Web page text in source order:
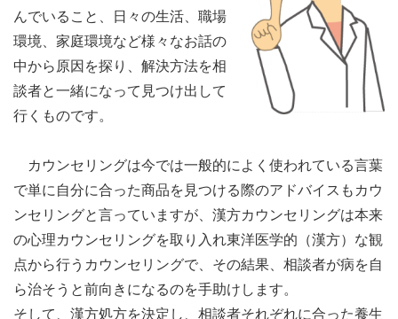
んでいること、日々の生活、職場
環境、家庭環境など様々なお話の
中から原因を探り、解決方法を相
談者と一緒になって見つけ出して
行くものです。
カウンセリングは今では一般的によく使われている言葉
で単に自分に合った商品を見つける際のアドバイスもカウ
ンセリングと言っていますが、漢方カウンセリングは本来
の心理カウンセリングを取り入れ東洋医学的（漢方）な観
点から行うカウンセリングで、その結果、相談者が病を自
ら治そうと前向きになるのを手助けします。
そして、漢方処方を決定し、相談者それぞれに合った養生